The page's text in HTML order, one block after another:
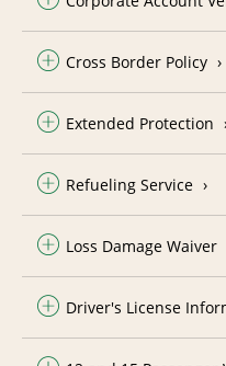
Cross Border Policy
Extended Protection
Refueling Service
Loss Damage Waiver
Driver's License